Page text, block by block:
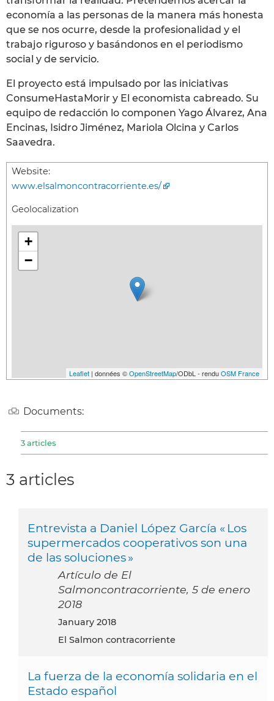
economía a las personas de la manera más honesta
que se nos ocurre, desde la profesionalidad y el
trabajo riguroso y basándonos en el periodismo
social y de servicio.
El proyecto está impulsado por las iniciativas
ConsumeHastaMorir y El economista cabreado. Su
equipo de redacción lo componen Yago Álvarez, Ana
Encinas, Isidro Jiménez, Mariola Olcina y Carlos
Saavedra.
Website:
www.elsalmoncontracorriente.es/
Geolocalization
+
−
Leaflet | données ©OpenStreetMap/ODbL - renduOSM France
Documents:
3 articles
3 articles
Entrevista a Daniel López García « Los
supermercados cooperativos son una
de las soluciones »
Artículo de El
Salmoncontracorriente, 5 de enero
2018
January 2018
El Salmon contracorriente
La fuerza de la economía solidaria en el
Estado español